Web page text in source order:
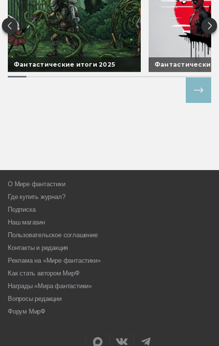
Фантастические итоги 2025 Фантастические
О Мире фантастики
Где купить журнал?
Подписка
Наш магазин
Пользовательское соглашение
Контакты и редакция
Реклама на «Мире фантастики»
Как стать автором МирФ
Награды «Мира фантастики»
Вопросы редакции
Форум МирФ